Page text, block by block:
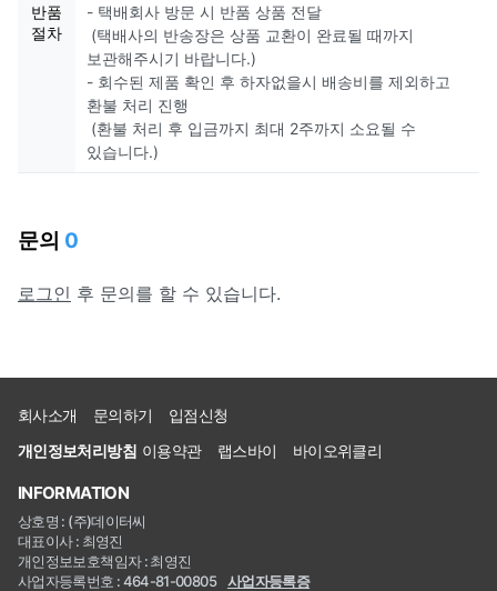
반품
절차
- 택배회사 방문 시 반품 상품 전달
(택배사의 반송장은 상품 교환이 완료될 때까지
보관해주시기 바랍니다.)
- 회수된 제품 확인 후 하자없을시 배송비를 제외하고
환불 처리 진행
(환불 처리 후 입금까지 최대 2주까지 소요될 수
있습니다.)
문의 0
로그인 후 문의를 할 수 있습니다.
회사소개 문의하기
입점신청
개인정보처리방침 이용약관 랩스바이 바이오위클리
INFORMATION
상호명 : (주)데이터씨
대표이사 : 최영진
개인정보보호책임자 : 최영진
사업자등록번호 : 464-81-00805
사업자등록증